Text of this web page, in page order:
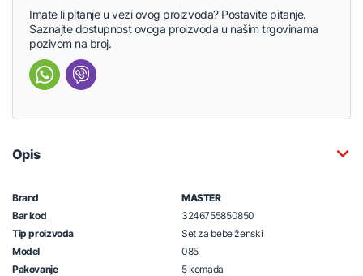
Imate li pitanje u vezi ovog proizvoda? Postavite pitanje.
Saznajte dostupnost ovoga proizvoda u našim trgovinama
pozivom na broj.
Opis
Brand
MASTER
Bar kod
3246755850850
Tip proizvoda
Set za bebe ženski
Model
085
Pakovanje
5 komada